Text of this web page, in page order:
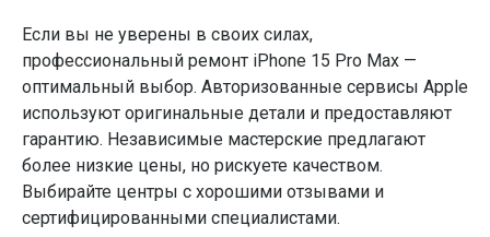
Если вы не уверены в своих силах,
профессиональный ремонт iPhone 15 Pro Max —
оптимальный выбор. Авторизованные сервисы Apple
используют оригинальные детали и предоставляют
гарантию. Независимые мастерские предлагают
более низкие цены, но рискуете качеством.
Выбирайте центры с хорошими отзывами и
сертифицированными специалистами.